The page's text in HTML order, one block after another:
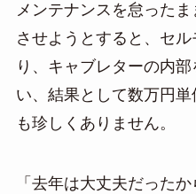
メンテナンスを怠った
させようとすると、セ
り、キャブレターの内
い、結果として数万円
も珍しくありません。
「去年は大丈夫だった